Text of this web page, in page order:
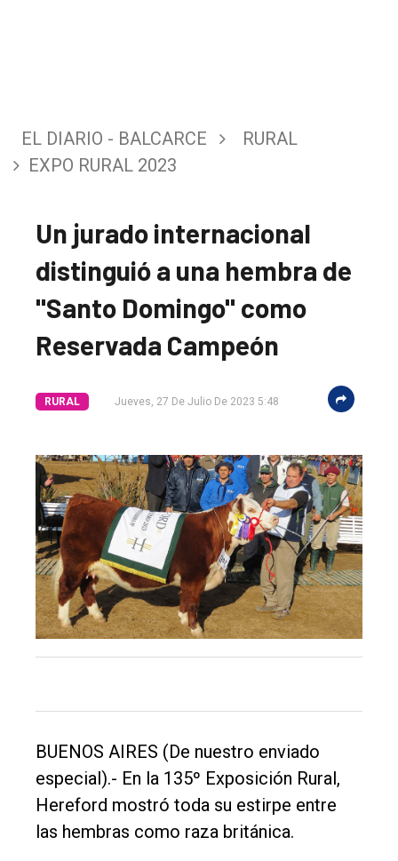
El
único
DIARIO
Balcarce
Int.
General
Política
Cultura
EL DIARIO - BALCARCE
RURAL
EXPO RURAL 2023
Un jurado internacional
distinguió a una hembra de
"Santo Domingo" como
Reservada Campeón
RURAL Jueves, 27 De Julio De 2023 5:48
BUENOS AIRES (De nuestro enviado
especial).- En la 135º Exposición Rural,
Hereford mostró toda su estirpe entre
las hembras como raza británica.